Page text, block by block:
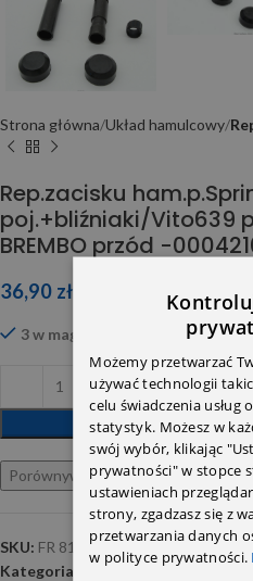
Strona główna Układ hamulcowy
Rep.zacisku
poj.+bliźniaki/Vito639
BREMBO przód -
36,90 zł
3 w magazynie
DODAJ DO
Porównywarka Ulubione
SKU: FR 818004
Kategoria:
Reparatury zacisków
Możemy przetwarzać
używać technologii
celu świadczenia usług
statystyk. Możesz w
swój wybór, klikając
prywatności" w stopce
ustawieniach
strony, zgadzasz się z
przetwarzania danych
w polityce prywatności.